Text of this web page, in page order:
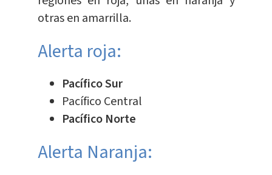
otras en amarrilla.
Alerta roja:
Pacífico Sur
Pacífico Central
Pacífico Norte
Alerta Naranja: